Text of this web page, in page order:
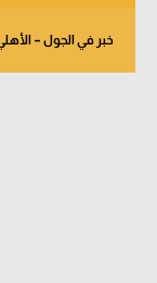
خبر في الجول –